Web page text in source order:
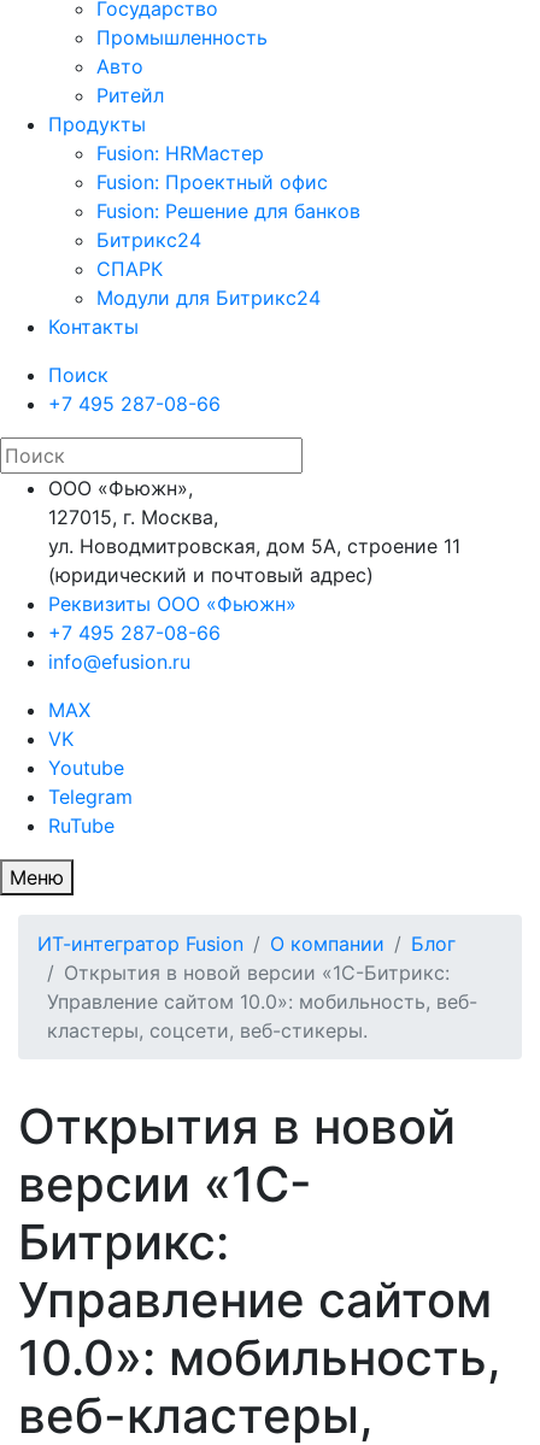
Государство
Промышленность
Авто
Ритейл
Продукты
Fusion: HRМастер
Fusion: Проектный офис
Fusion: Решение для банков
Битрикс24
СПАРК
Модули для Битрикс24
Контакты
Поиск
+7 495 287-08-66
ООО «Фьюжн»,
127015, г. Москва,
ул. Новодмитровская, дом 5А, строение 11
(юридический и почтовый адрес)
Реквизиты ООО «Фьюжн»
+7 495 287-08-66
info@efusion.ru
MAX
VK
Youtube
Telegram
RuTube
Меню
ИТ-интегратор Fusion О компании
Блог
Открытия в новой версии «1С-Битрикс:
Управление сайтом 10.0»: мобильность, веб-
кластеры, соцсети, веб-стикеры.
Открытия в новой
версии «1С-
Битрикс:
Управление сайтом
10.0»: мобильность,
веб-кластеры,